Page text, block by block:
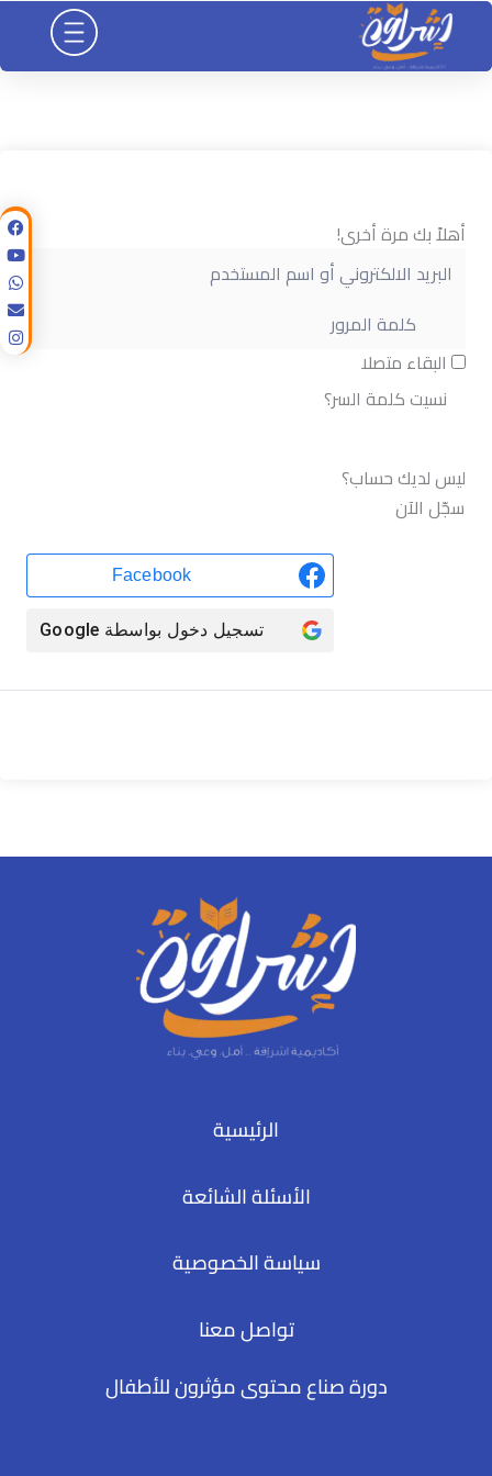
تخطي
المحتوى
أهلاً بك مرة أخرى!
البقاء متصلا
نسيت كلمة السر؟
ليس لديك حساب؟
سجّل الآن
Facebook
تسجيل دخول بواسطة Google
الرئيسية
الأسئلة الشائعة
سياسة الخصوصية
تواصل معنا
دورة صناع محتوى مؤثرون للأطفال